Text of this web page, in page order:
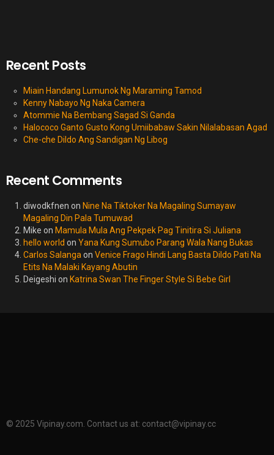
Recent Posts
Miain Handang Lumunok Ng Maraming Tamod
Kenny Nabayo Ng Naka Camera
Atommie Na Bembang Sagad Si Ganda
Halococo Ganto Gusto Kong Umiibabaw Sakin Nilalabasan Agad
Che-che Dildo Ang Sandigan Ng Libog
Recent Comments
diwodkfnen on Nine Na Tiktoker Na Magaling Sumayaw
Magaling Din Pala Tumuwad
Mike on Mamula Mula Ang Pekpek Pag Tinitira Si Juliana
hello world on Yana Kung Sumubo Parang Wala Nang Bukas
Carlos Salanga on Venice Frago Hindi Lang Basta Dildo Pati Na
Etits Na Malaki Kayang Abutin
Deigeshi on Katrina Swan The Finger Style Si Bebe Girl
© 2025 Vipinay.com. Contact us at: contact@vipinay.cc